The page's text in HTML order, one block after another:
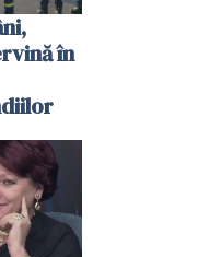
în